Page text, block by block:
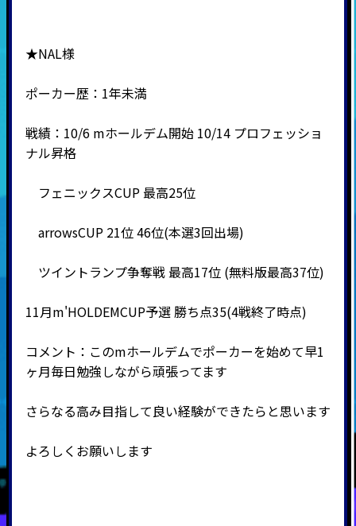
★NAL様
ポーカー歴：1年未満
戦績：10/6 mホールデム開始 10/14 プロフェッショ
ナル昇格
フェニックスCUP 最高25位
arrowsCUP 21位 46位(本選3回出場)
ツイントランプ争奪戦 最高17位 (無料版最高37位)
11月m'HOLDEMCUP予選 勝ち点35(4戦終了時点)
コメント：このmホールデムでポーカーを始めて早1
ヶ月毎日勉強しながら頑張ってます
さらなる高み目指して良い経験ができたらと思います
よろしくお願いします